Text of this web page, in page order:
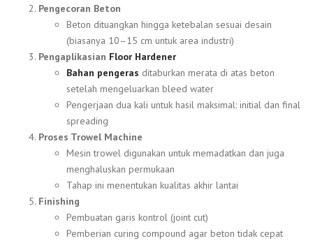
Pengecoran Beton
Beton dituangkan hingga ketebalan sesuai desain
(biasanya 10–15 cm untuk area industri)
Pengaplikasian Floor Hardener
Bahan pengeras ditaburkan merata di atas beton
setelah mengeluarkan bleed water
Pengerjaan dua kali untuk hasil maksimal: initial dan final
spreading
Proses Trowel Machine
Mesin trowel digunakan untuk memadatkan dan juga
menghaluskan permukaan
Tahap ini menentukan kualitas akhir lantai
Finishing
Pembuatan garis kontrol (joint cut)
Pemberian curing compound agar beton tidak cepat